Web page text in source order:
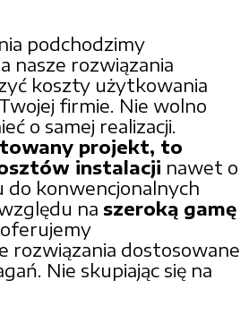
podchodzimy
nasze rozwiązania
koszty użytkowania
firmie. Nie wolno
o samej realizacji.
projekt, to
instalacji nawet o
do konwencjonalnych
na szeroką gamę
rozwiązania dostosowane
Nie skupiając się na